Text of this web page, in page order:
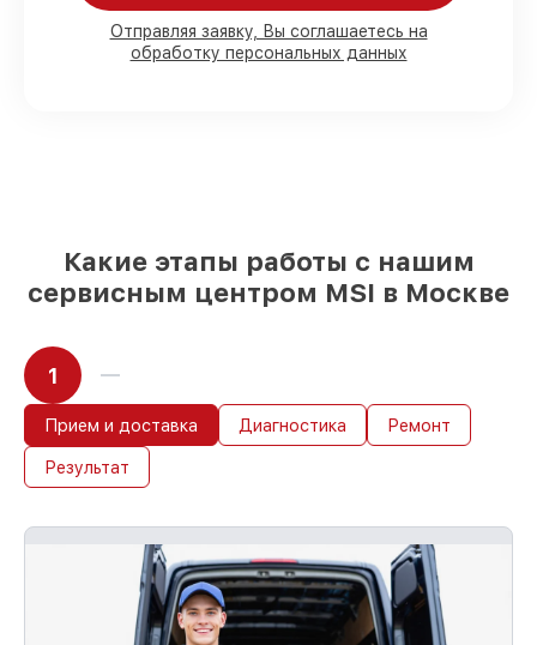
80%работ с возможностью наблюдения
90%комплектующих для материнских
Отправляя заявку, Вы соглашаетесь на
обработку персональных данных
Какие этапы работы с нашим
сервисным центром MSI в Москве
1
Прием и доставка Диагностика Ремонт
Результат